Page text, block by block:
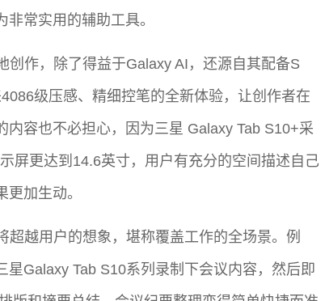
常实用的辅助工具。
创作，除了得益于Galaxy AI，还源自其配备S
级压感、精细控笔的全新体验，让创作者在
容也不必担心，因为三星 Galaxy Tab S10+采
屏更达到14.6英寸，用户有充分的空间描述自己
加生动。
越用户的想象，堪称覆盖工作的全场景。例
Galaxy Tab S10系列录制下会议内容，然后即